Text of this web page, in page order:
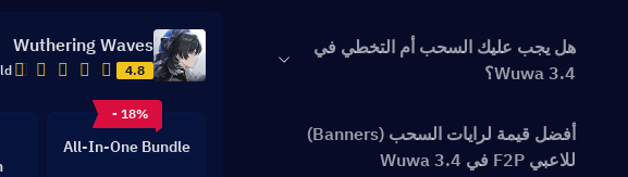
هل يجب عليك السحب أم التخطي في
Wuwa 3.4؟
أفضل قيمة لرايات السحب (Banners)
للاعبي F2P في Wuwa 3.4
Wuthering Waves
4.8
- 18%
All-In-One Bundle